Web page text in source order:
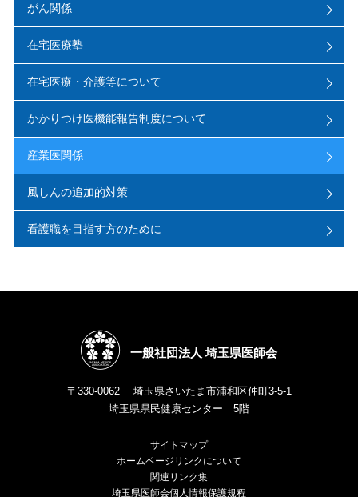
がん関係
在宅医療塾
在宅医療・介護等について
かかりつけ医機能報告制度について
産業医関係
風しんの追加的対策
看護職を目指す方のために
一般社団法人 埼玉県医師会
〒330-0062 埼玉県さいたま市浦和区仲町3-5-1
埼玉県県民健康センター 5階
サイトマップ
ホームページリンクについて
関連リンク集
埼玉県医師会個人情報保護規程